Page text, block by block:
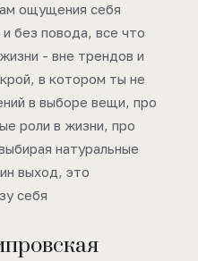
ощущения себя
без повода, все что
- вне трендов и
в котором ты не
в выборе вещи, про
роли в жизни, про
натуральные
выход, это
себя